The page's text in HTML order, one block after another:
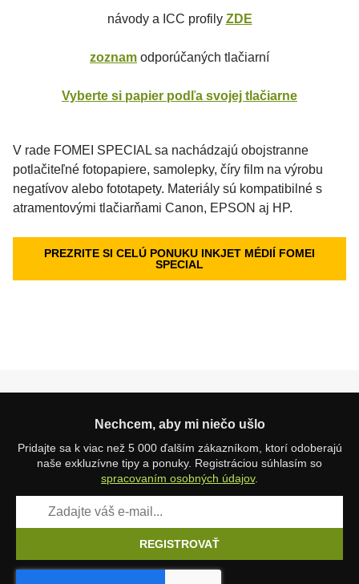
návody a ICC profily ZDE
zoznam odporúčaných tlačiarní
Vyberte si papier podľa svojej tlačiarne
V rade FOMEI SPECIAL sa nachádzajú obojstranne
potlačiteľné fotopapiere, samolepky, číry film na výrobu
negatívov alebo fototapety. Materiály sú kompatibilné s
atramentovými tlačiarňami Canon, EPSON aj HP.
PREZRITE SI CELÚ PONUKU INKJET MÉDIÍ FOMEI
SPECIAL
Nechcem, aby mi niečo ušlo
Pridajte sa k viac než 5 000 ďalším zákazníkom, ktorí odoberajú
naše exkluzívne tipy a ponuky. Registráciou súhlasím so
spracovaním osobných údajov.
REGISTROVAŤ